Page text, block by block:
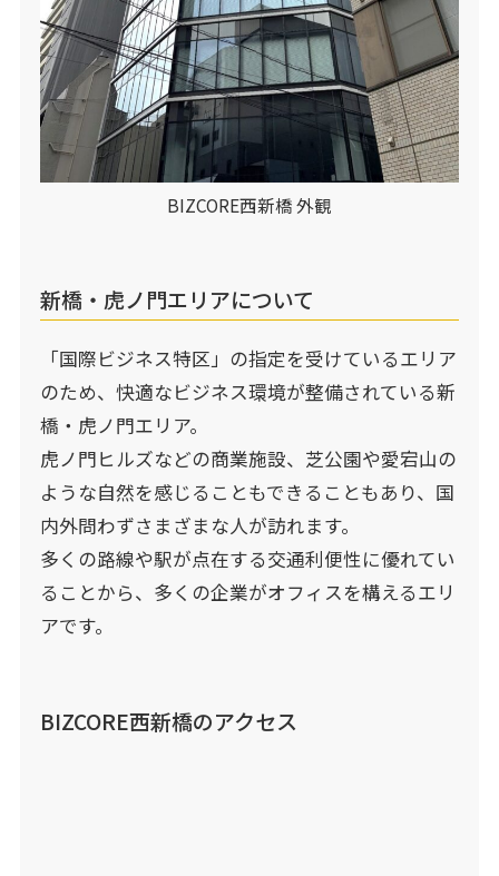
BIZCORE西新橋 外観
新橋・虎ノ門エリアについて
「国際ビジネス特区」の指定を受けているエリア
のため、快適なビジネス環境が整備されている新
橋・虎ノ門エリア。
虎ノ門ヒルズなどの商業施設、芝公園や愛宕山の
ような自然を感じることもできることもあり、国
内外問わずさまざまな人が訪れます。
多くの路線や駅が点在する交通利便性に優れてい
ることから、多くの企業がオフィスを構えるエリ
アです。
BIZCORE西新橋のアクセス